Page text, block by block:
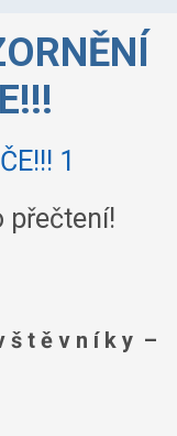
přečtení!
t ě v n í k y –